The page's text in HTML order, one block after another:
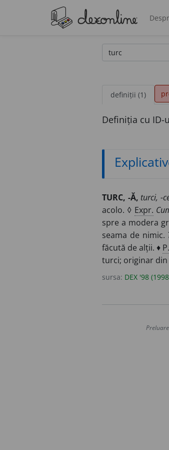
definiții (1)
Definiția cu ID-
TURC, -Ă, turci, -
acolo. ◊ Expr.
spre a modera
seama de nimic.
făcută de alții. ♦
turci; originar din
sursa: DEX '98